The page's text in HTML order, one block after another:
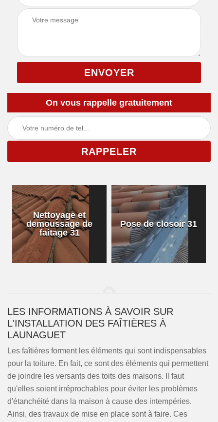
On vous rappelle gratuitement
Nettoyage et
demoussage de
faitage 31
Pose de closoir 31
LES INFORMATIONS À SAVOIR SUR
L'INSTALLATION DES FAÎTIÈRES À
LAUNAGUET
Les faîtières forment les éléments qui sont indispensables
pour la toiture. En fait, ce sont des éléments qui permettent
de joindre les versants des toits des maisons. Il faut
qu'elles soient irréprochables pour éviter les problèmes
d'étanchéité dans la maison à cause des intempéries.
Ainsi, des travaux de mise en place sont à faire. Ces